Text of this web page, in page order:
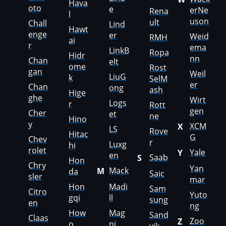
Tecnoma
Temsa
Tenet
Terberg
Terex
Tesab
TigerCat
Toyota
Vermeer
Vögele
Volkswagen
oto
Chall
enge
r
Chan
gan
Chan
ghe
Cher
y
Chev
rolet
Chry
sler
Citro
en
Claas
Hava
l
Hawt
ai
Hidr
ome
k
Hige
r
Hino
Hitac
hi
Hon
da
Hon
gqi
How
e
Lind
er
LinkB
elt
LiuG
ong
Logs
et
LS
Luxg
en
M Mack
Madi
ll
Mag
Rena
ult
RMH
Ropa
Rost
SelM
ash
Rott
ne
Rove
r
S
Saab
Saic
Sam
sung
Sand
erNe
uson
Weid
ema
nn
Weil
er
Wirt
gen
X XCM
G
Y
Yale
Yan
mar
Yuto
ng
Z
Zoo